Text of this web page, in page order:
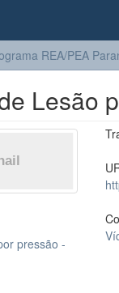
REA/PEA
Lesão
pressão -